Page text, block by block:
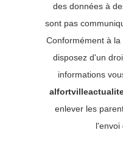
des données à
sont pas
Conformément à
disposez d'un
informations
enlever les
l'envoi